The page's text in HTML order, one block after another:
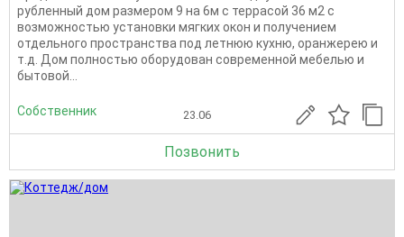
рубленный дом размером 9 на 6м с террасой 36 м2 с
возможностью установки мягких окон и получением
отдельного пространства под летнюю кухню, оранжерею и
т.д. Дом полностью оборудован современной мебелью и
бытовой...
Собственник 23.06
Позвонить